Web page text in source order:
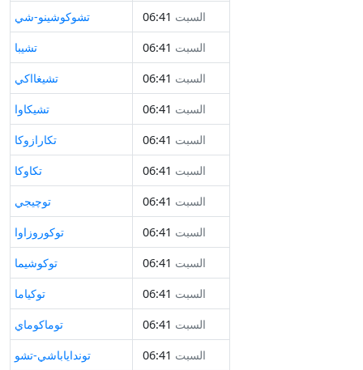
تشوكوشينو-شي السبت 06:41
تشيبا
السبت 06:41
تشيغااكي
السبت 06:41
تشيكاوا
السبت 06:41
تكارازوكا
السبت 06:41
تكاوكا
السبت 06:41
توچيجي
السبت 06:41
توكوروزاوا
السبت 06:41
توكوشيما
السبت 06:41
توكياما
السبت 06:41
توماكوماي
السبت 06:41
تونداياباشي-تشو
السبت 06:41